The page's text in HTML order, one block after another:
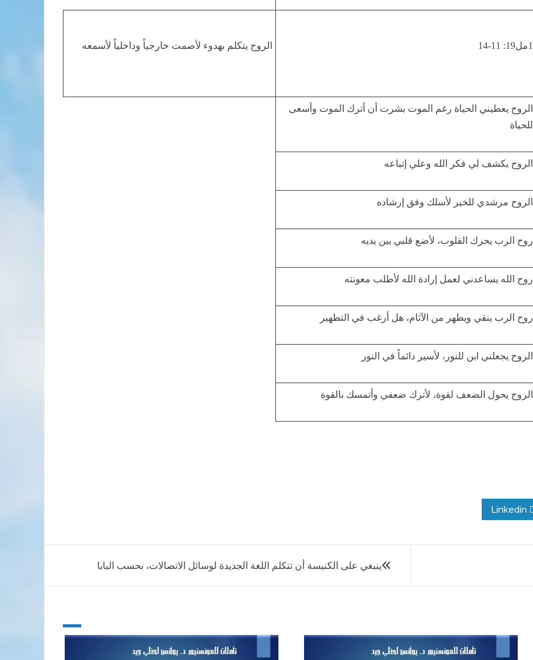
1مل19: 11-14 الروح يتكلم بهدوء لأصمت خارجياً وداخلياً لأسمعه
الروح يعطيني الحياة رغم الموت بشرت أن أترك الموت وأسعى
للحياة
الروح يكشف لي فكر الله وعلي إتباعه
الروح مرشدي للخير لأسلك وفق إرشاده
روح الرب يحرك القلوب، لأضع قلبي بين يديه
روح الله يساعدني لعمل إرادة الله لأطلب معونته
روح الرب ينقي ويطهر من الآثام، هل أرغب في التطهير
الروح يجعلني ابن للنور، لأسير دائماً في النور
الروح يحول الضعف لقوة، لأترك ضعفي وأتمسك بالقوة
ينبغي على الكنيسة أن تتكلم اللغة الجديدة لوسائل الاتصالات، بحسب البابا